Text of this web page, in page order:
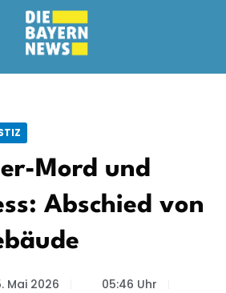
Mord und
Abschied von
Mai 2026 05:46 Uhr